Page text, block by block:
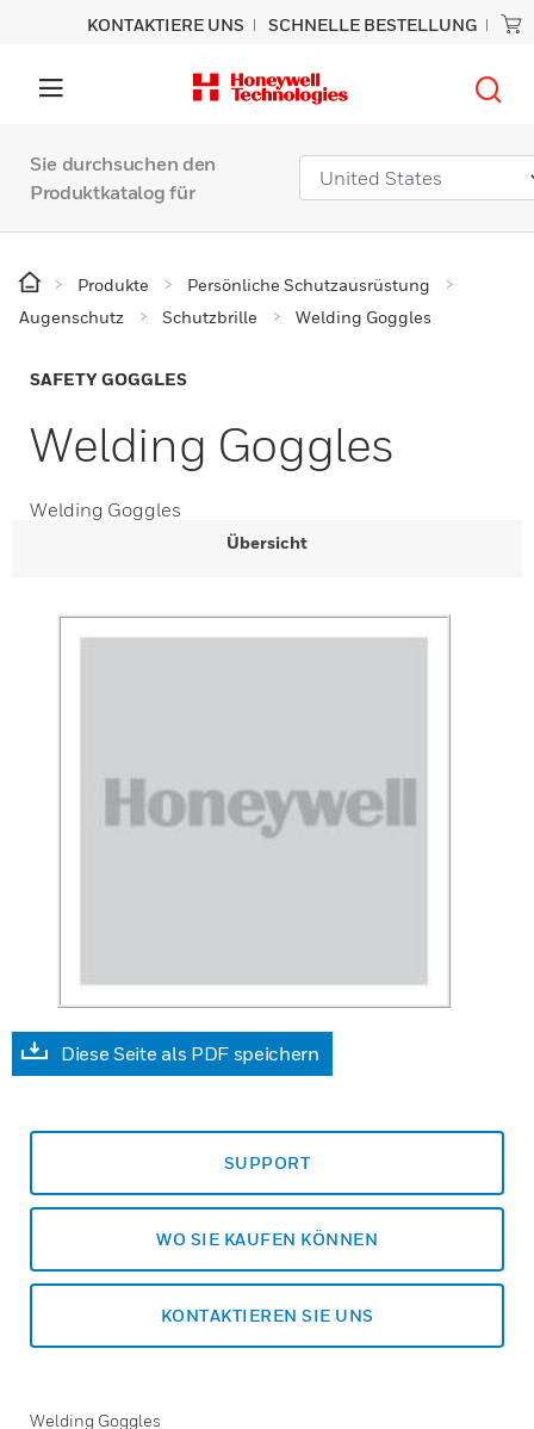
KONTAKTIERE UNS SCHNELLE BESTELLUNG
Sie durchsuchen den
Produktkatalog für
Produkte
Persönliche Schutzausrüstung
Augenschutz
Schutzbrille Welding Goggles
SAFETY GOGGLES
Welding Goggles
Welding Goggles
Übersicht
Diese Seite als PDF speichern
SUPPORT
WO SIE KAUFEN KÖNNEN
KONTAKTIEREN SIE UNS
Welding Goggles